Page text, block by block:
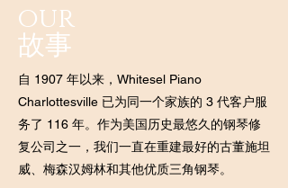
our
故事
自 1907 年以来，Whitesel Piano
Charlottesville 已为同一个家族的 3 代客户服
务了 116 年。作为美国历史最悠久的钢琴修
复公司之一，我们一直在重建最好的古董施坦
威、梅森汉姆林和其他优质三角钢琴。